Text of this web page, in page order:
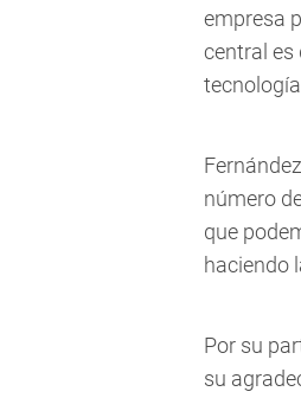
empresa
central es
número
que
haciendo
Por su
su